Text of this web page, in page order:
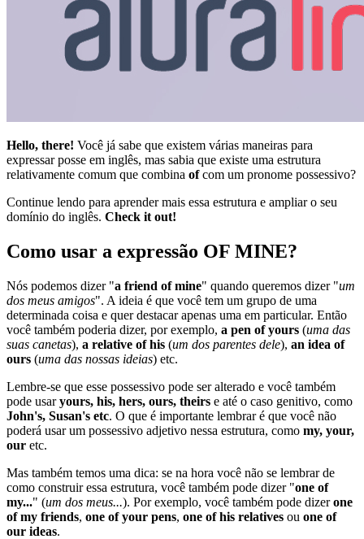
Hello, there! Você já sabe que existem várias maneiras para
expressar posse em inglês, mas sabia que existe uma estrutura
relativamente comum que combina ofcom um pronome possessivo?
Continue lendo para aprender mais essa estrutura e ampliar o seu
domínio do inglês. Check it out!
Como usar a expressão OF MINE?
Nós podemos dizer "a friend of mine" quando queremos dizer "um
dos meus amigos". A ideia é que você tem um grupo de uma
determinada coisa e quer destacar apenas uma em particular. Então
você também poderia dizer, por exemplo, a pen of yours (uma das
suas canetas), a relative of his (um dos parentes dele), an idea of
ours (uma das nossas ideias) etc.
Lembre-se que esse possessivo pode ser alterado e você também
pode usaryours, his, hers, ours, theirs e até o caso genitivo, como
John's, Susan's etc. O que é importante lembrar é que você não
poderá usar um possessivo adjetivo nessa estrutura, como my, your,
our etc.
Mas também temos uma dica: se na hora você não se lembrar de
como construir essa estrutura, você também pode dizer "one of
my..." (um dos meus...). Por exemplo, você também pode dizerone
of my friends, one of your pens, one of his relatives ou one of
our ideas.